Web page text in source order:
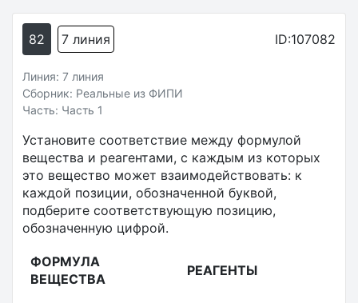
82 7 линия ID:107082
Линия: 7 линия
Сборник: Реальные из ФИПИ
Часть: Часть 1
Установите соответствие между формулой
вещества и реагентами, с каждым из которых
это вещество может взаимодействовать: к
каждой позиции, обозначенной буквой,
подберите соответствующую позицию,
обозначенную цифрой.
ФОРМУЛА
ВЕЩЕСТВА
РЕАГЕНТЫ